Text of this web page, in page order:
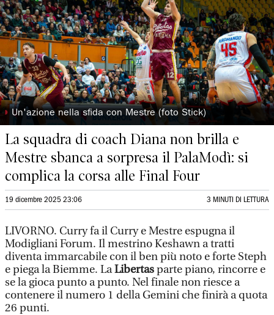
◗ Un'azione nella sfida con Mestre (foto Stick)
La squadra di coach Diana non brilla e
Mestre sbanca a sorpresa il PalaModì: si
complica la corsa alle Final Four
19 dicembre 2025 23:06 3 MINUTI DI LETTURA
LIVORNO. Curry fa il Curry e Mestre espugna il
Modigliani Forum. Il mestrino Keshawn a tratti
diventa immarcabile con il ben più noto e forte Steph
e piega la Biemme. LaLibertasparte piano, rincorre e
se la gioca punto a punto. Nel finale non riesce a
contenere il numero 1 della Gemini che finirà a quota
26 punti.